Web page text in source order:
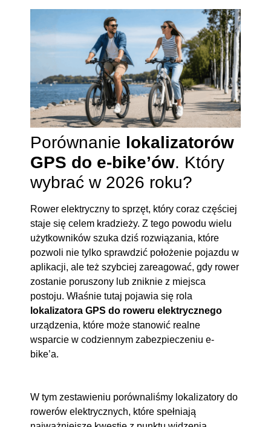
Porównanie lokalizatorów
GPS do e-bike’ów. Który
wybrać w 2026 roku?
Rower elektryczny to sprzęt, który coraz częściej
staje się celem kradzieży. Z tego powodu wielu
użytkowników szuka dziś rozwiązania, które
pozwoli nie tylko sprawdzić położenie pojazdu w
aplikacji, ale też szybciej zareagować, gdy rower
zostanie poruszony lub zniknie z miejsca
postoju. Właśnie tutaj pojawia się rola
lokalizatora GPS do roweru elektrycznego
urządzenia, które może stanowić realne
wsparcie w codziennym zabezpieczeniu e-
bike’a.
W tym zestawieniu porównaliśmy lokalizatory do
rowerów elektrycznych, które spełniają